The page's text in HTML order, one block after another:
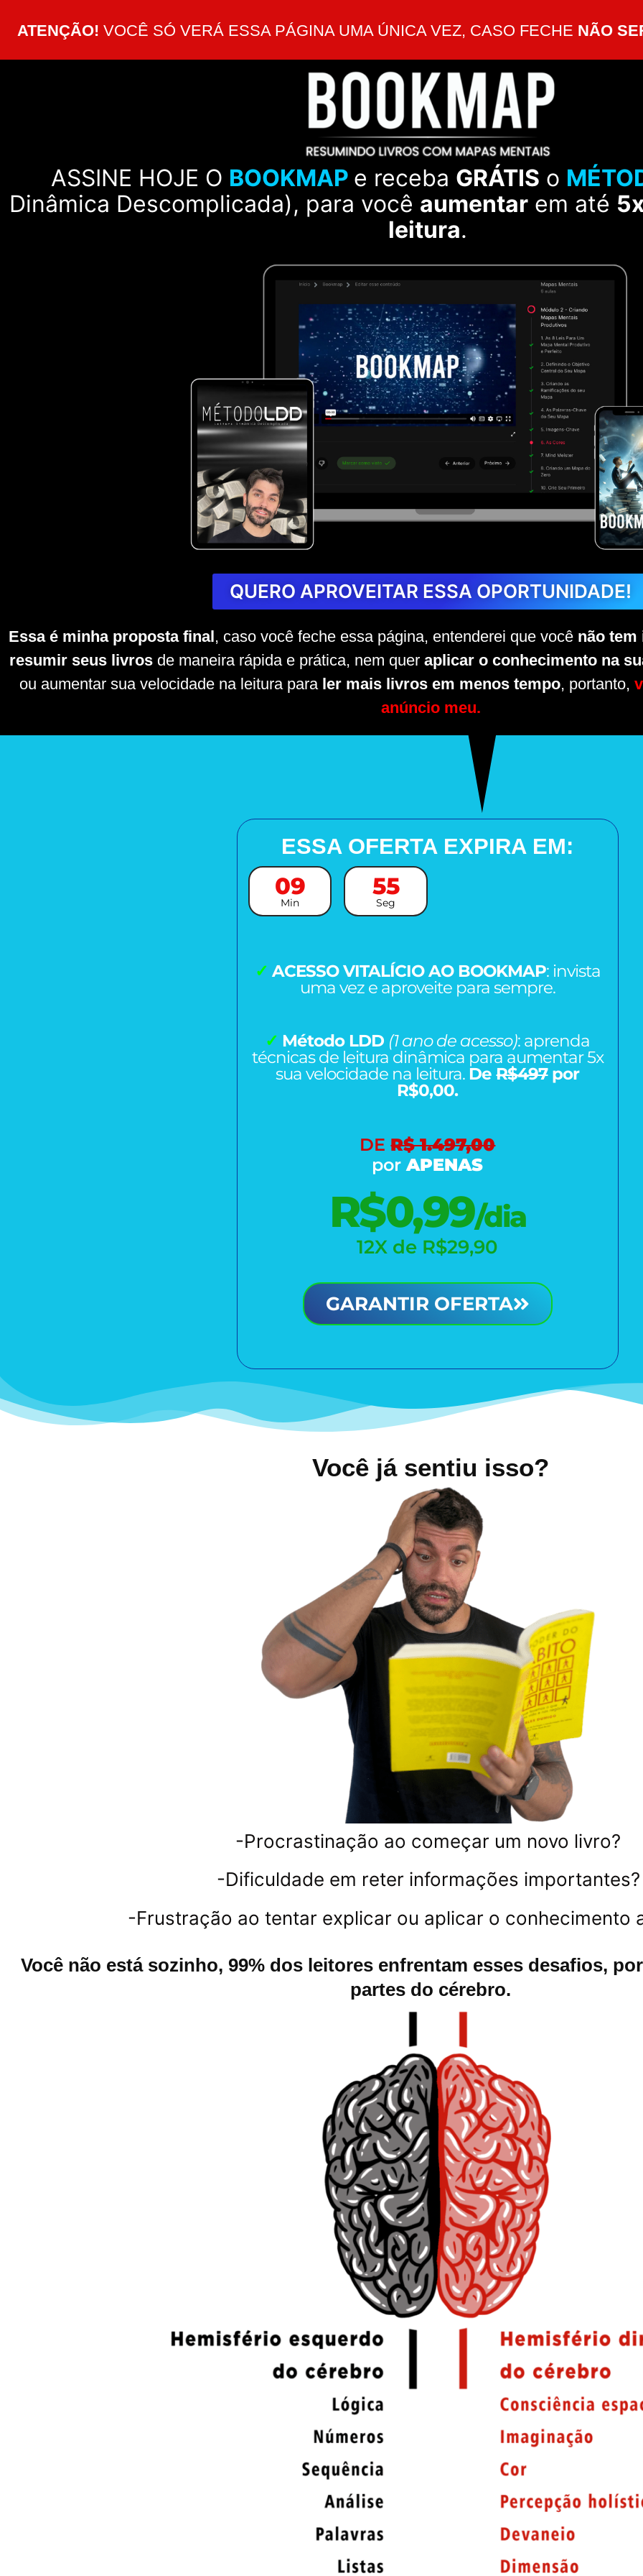
ATENÇÃO! VOCÊ SÓ VERÁ ESSA PÁGINA UMA ÚNICA VEZ, CASO FECHE NÃO
ASSINE HOJE O BOOKMAP e receba GRÁTIS o
Dinâmica Descomplicada), para você aumentar em até
leitura.
QUERO APROVEITAR ESSA OPORTUNIDADE!
Essa é minha proposta final , caso você feche essa página, entenderei que você não tem
resumir seus livros de maneira rápida e prática, nem quer aplicar o conhecimento na
ou aumentar sua velocidade na leitura para ler mais livros em menos tempo, portanto,
anúncio meu.
ESSA OFERTA EXPIRA EM:
09
Min
54
Seg
✓ ACESSO VITALÍCIO AO BOOKMAP: invista
uma vez e aproveite para sempre.
✓ Método LDD (1 ano de acesso): aprenda
técnicas de leitura dinâmica para aumentar 5x
sua velocidade na leitura. DeR$497por
R$0,00.
DER$ 1.497,00
porAPENAS
R$0,99/dia
12X de R$29,90
GARANTIR OFERTA
Você já sentiu isso?
-Procrastinação ao começar um novo livro?
-Dificuldade em reter informações importantes?
-Frustração ao tentar explicar ou aplicar o conhecimento
Você não está sozinho, 99% dos leitores enfrentam esses desafios,
partes do cérebro.